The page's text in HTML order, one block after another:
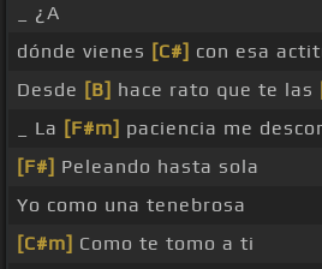
_ ¿A
dónde vienes [C#] con esa
Desde [B] hace rato que te las
_ La [F#m] paciencia me
[F#] Peleando hasta sola
Yo como una tenebrosa
[C#m] Como te tomo a ti